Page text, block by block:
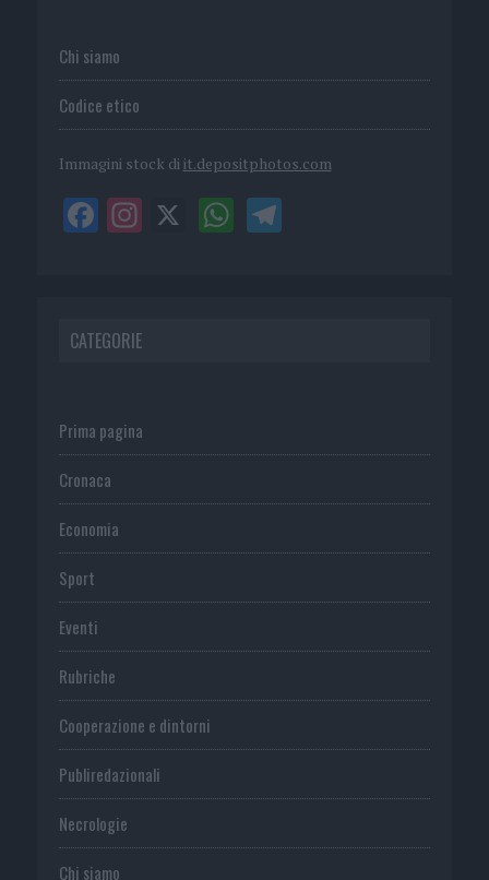
Chi siamo
Codice etico
Immagini stock di it.depositphotos.com
CATEGORIE
Prima pagina
Cronaca
Economia
Sport
Eventi
Rubriche
Cooperazione e dintorni
Publiredazionali
Necrologie
Chi siamo